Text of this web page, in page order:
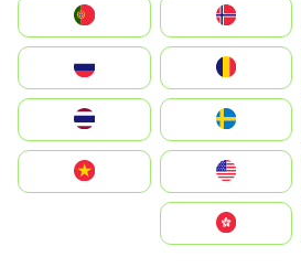
Nederland
Portugal
România
Slovensko
United States
Vietnam